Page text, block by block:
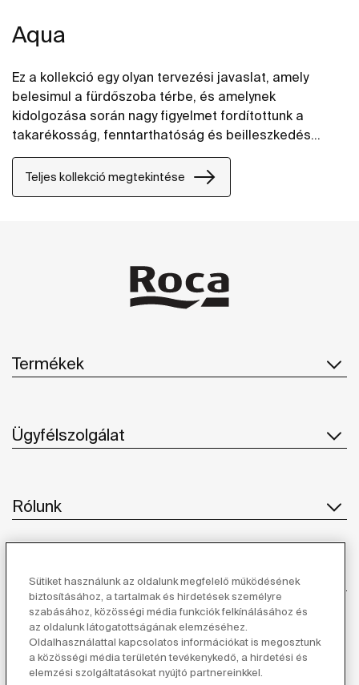
Aqua
Ez a kollekció egy olyan tervezési javaslat, amely
belesimul a fürdőszoba térbe, és amelynek
kidolgozása során nagy figyelmet fordítottunk a
takarékosság, fenntarthatóság és beilleszkedés
elveire minden egyes elem kialakítása közben.
Teljes kollekció megtekintése
Termékek
Ügyfélszolgálat
Rólunk
Ihlet
Kövessen minket
Sütiket használunk az oldalunk megfelelő működésének
biztosításához, a tartalmak és hirdetések személyre
szabásához, közösségi média funkciók felkínálásához és
az oldalunk látogatottságának elemzéséhez.
Oldalhasználattal kapcsolatos információkat is megosztunk
a közösségi média területén tevékenykedő, a hirdetési és
elemzési szolgáltatásokat nyújtó partnereinkkel.